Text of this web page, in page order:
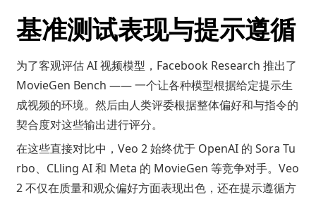
基准测试表现与提示遵循
为了客观评估 AI 视频模型，Facebook Research 推出了
MovieGen Bench —— 一个让各种模型根据给定提示生
成视频的环境。然后由人类评委根据整体偏好和与指令的
契合度对这些输出进行评分。
在这些直接对比中，Veo 2 始终优于 OpenAI 的 Sora Tu
rbo、CLling AI 和 Meta 的 MovieGen 等竞争对手。Veo
2 不仅在质量和观众偏好方面表现出色，还在提示遵循方